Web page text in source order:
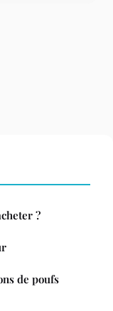
?
de poufs